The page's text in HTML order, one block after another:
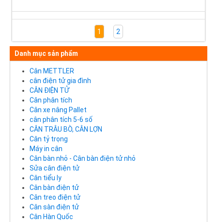
1 2
Danh mục sản phẩm
Cân METTLER
cân điện tử gia đình
CÂN ĐIỆN TỬ
Cân phân tích
Cân xe nâng Pallet
cân phân tích 5-6 số
CÂN TRÂU BÒ, CÂN LỢN
Cân tỷ trọng
Máy in cân
Cân bàn nhỏ - Cân bàn điện tử nhỏ
Sửa cân điện tử
Cân tiểu ly
Cân bàn điện tử
Cân treo điện tử
Cân sàn điện tử
Cân Hàn Quốc